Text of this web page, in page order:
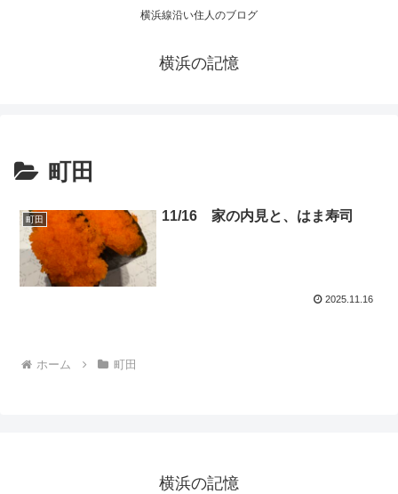
横浜線沿い住人のブログ
横浜の記憶
町田
町田 11/16 家の内見と、はま寿司
2025.11.16
ホーム 町田
横浜の記憶